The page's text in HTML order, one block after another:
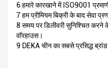
6 हमारे कारखाने में ISO9001
7 हम प्रीमियम बिक्री के बाद सेवा
8 समय पर डिलीवरी सुनिश्चित करने के
वॉरहाउस।
9 DEKA चीन का सबसे प्रसिद्ध